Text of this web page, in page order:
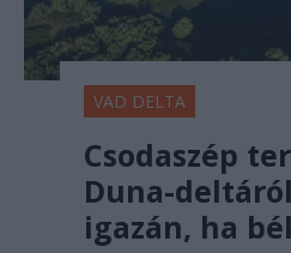
VAD DELTA
Csodaszép
Duna-
igazán, ha